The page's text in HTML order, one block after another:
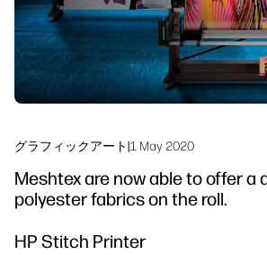
グラフィックアート|1 May 2020
Meshtex are now able to offer a
polyester fabrics on the roll.
HP Stitch Printer